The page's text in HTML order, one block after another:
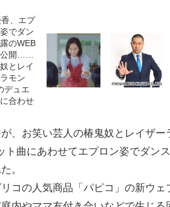
、お笑い芸人の椿鬼奴とレイザー
ト曲にあわせてエプロン姿でダン
。
コの人気商品「パピコ」の新ウェ